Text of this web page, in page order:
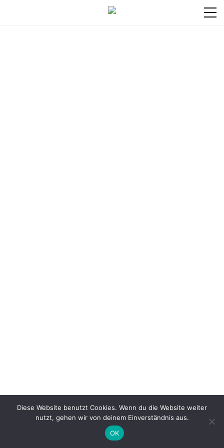
Diese Website benutzt Cookies. Wenn du die Website weiter
nutzt, gehen wir von deinem Einverständnis aus.
OK